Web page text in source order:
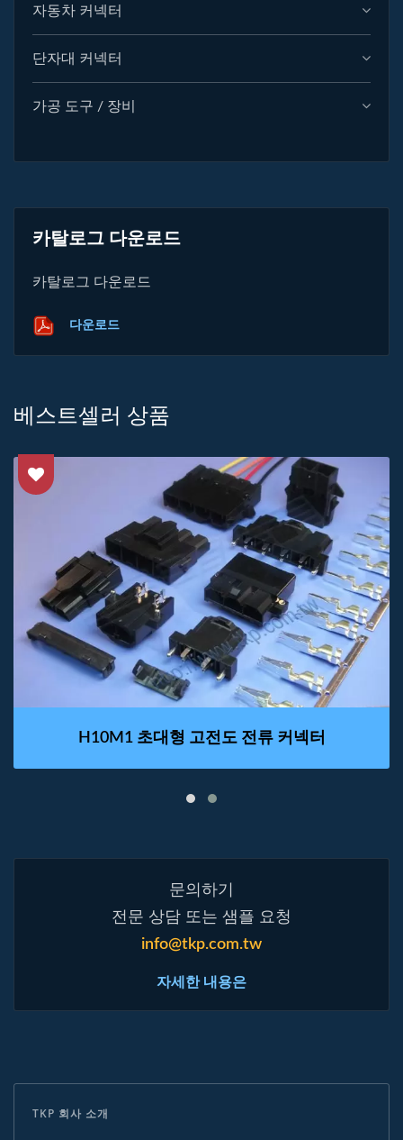
자동차 커넥터
단자대 커넥터
가공 도구 / 장비
카탈로그 다운로드
카탈로그 다운로드
다운로드
베스트셀러 상품
H10M1 초대형 고전도 전류 커넥터
문의하기
전문 상담 또는 샘플 요청
info@tkp.com.tw
자세한 내용은
TKP 회사 소개